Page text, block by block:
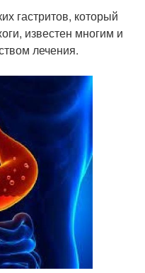
гастритов, который
известен многим и
лечения.